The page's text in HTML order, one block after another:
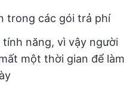
trong các gói trả phí
năng, vì vậy người
một thời gian để làm